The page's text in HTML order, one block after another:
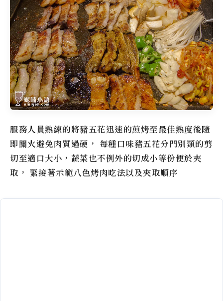
服務人員熟練的將豬五花迅速的煎烤至最佳熟度後隨
即關火避免肉質過硬， 每種口味豬五花分門別類的剪
切至適口大小，蔬菜也不例外的切成小等份便於夾
取， 緊接著示範八色烤肉吃法以及夾取順序